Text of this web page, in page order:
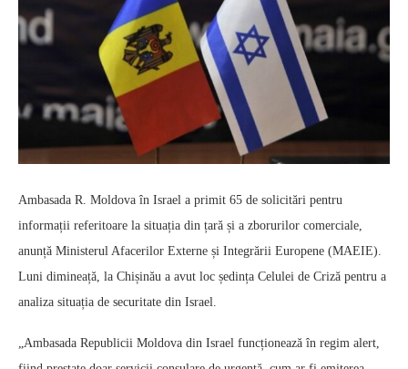
Ambasada R. Moldova în Israel a primit 65 de solicitări pentru
informații referitoare la situația din țară și a zborurilor comerciale,
anunță Ministerul Afacerilor Externe și Integrării Europene (MAEIE).
Luni dimineață, la Chișinău a avut loc ședința Celulei de Criză pentru a
analiza situația de securitate din Israel.
„Ambasada Republicii Moldova din Israel funcționează în regim alert,